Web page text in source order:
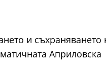
и съхраняването
Априловска